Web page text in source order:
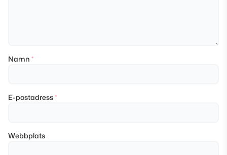
Namn *
E-postadress*
Webbplats